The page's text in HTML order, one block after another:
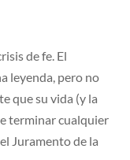
de fe. El
leyenda, pero no
que su vida (y la
terminar cualquier
Juramento de la